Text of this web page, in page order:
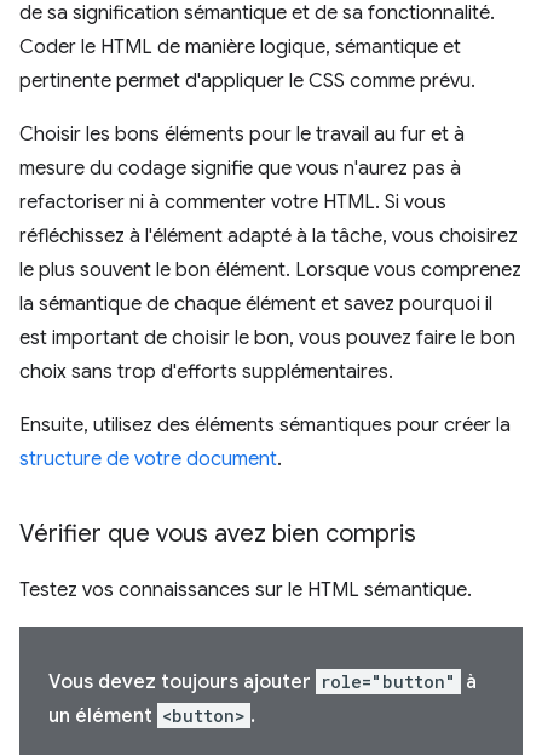
de sa signification sémantique et de sa fonctionnalité.
Coder le HTML de manière logique, sémantique et
pertinente permet d'appliquer le CSS comme prévu.
Choisir les bons éléments pour le travail au fur et à
mesure du codage signifie que vous n'aurez pas à
refactoriser ni à commenter votre HTML. Si vous
réfléchissez à l'élément adapté à la tâche, vous choisirez
le plus souvent le bon élément. Lorsque vous comprenez
la sémantique de chaque élément et savez pourquoi il
est important de choisir le bon, vous pouvez faire le bon
choix sans trop d'efforts supplémentaires.
Ensuite, utilisez des éléments sémantiques pour créer la
structure de votre document.
Vérifier que vous avez bien compris
Testez vos connaissances sur le HTML sémantique.
Vous devez toujours ajouter role="button"
à
un élément <button> .